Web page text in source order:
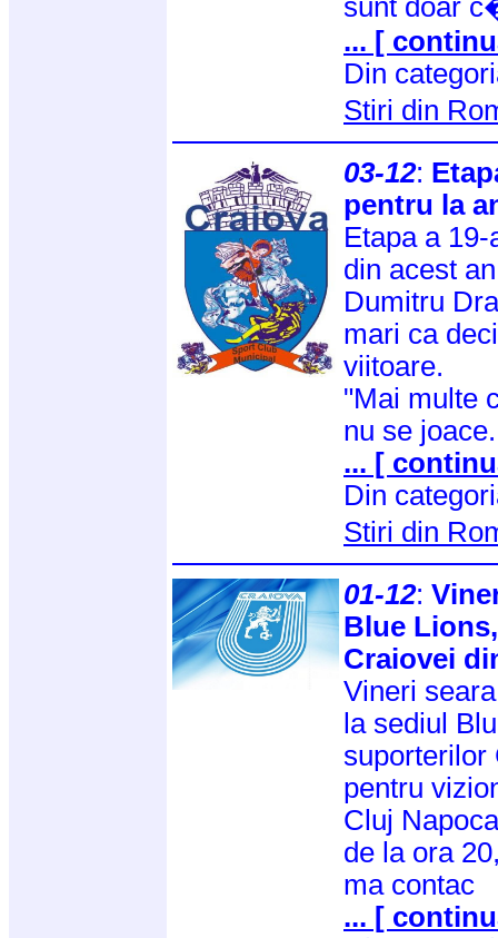
sunt doar
... [
Din
Stiri din
03-12:
pentru la
Etapa a
din acest
Dumitru
mari ca
viitoare.
"Mai multe
nu se
... [
Din
Stiri din
01-12:
Blue
Craiovei
Vineri
la sediul
suporterilor
pentru
Cluj
de la ora
ma contac
... [